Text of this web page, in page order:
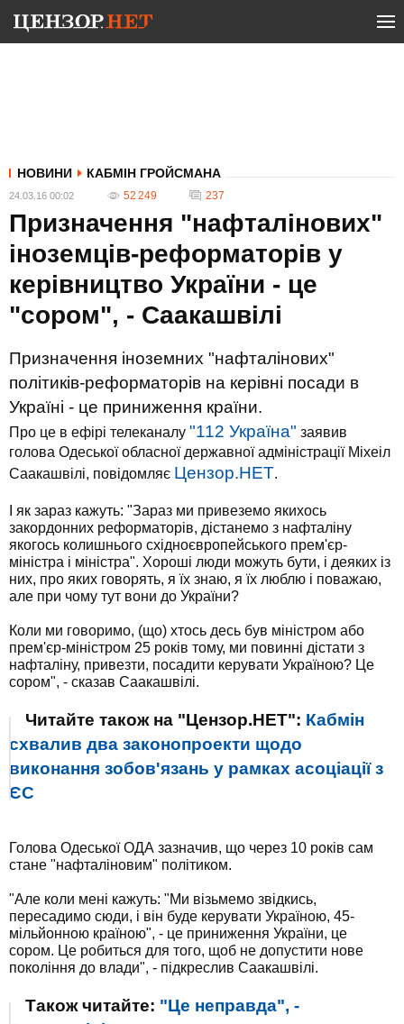
НОВИНИ КАБМІН ГРОЙСМАНА
24.03.16 00:02 52 249 237
Призначення "нафталінових"
іноземців-реформаторів у
керівництво України - це
"сором", - Саакашвілі
Призначення іноземних "нафталінових"
політиків-реформаторів на керівні посади в
Україні - це приниження країни.
Про це в ефірі телеканалу "112 Україна" заявив
голова Одеської обласної державної адміністрації Міхеіл
Саакашвілі, повідомляє Цензор.НЕТ.
І як зараз кажуть: "Зараз ми привеземо якихось
закордонних реформаторів, дістанемо з нафталіну
якогось колишнього східноєвропейського прем'єр-
міністра і міністра". Хороші люди можуть бути, і деяких із
них, про яких говорять, я їх знаю, я їх люблю і поважаю,
але при чому тут вони до України?
Коли ми говоримо, (що) хтось десь був міністром або
прем'єр-міністром 25 років тому, ми повинні дістати з
нафталіну, привезти, посадити керувати Україною? Це
сором", - сказав Саакашвілі.
Читайте також на "Цензор.НЕТ": Кабмін
схвалив два законопроекти щодо
виконання зобов'язань у рамках асоціації з
ЄС
Голова Одеської ОДА зазначив, що через 10 років сам
стане "нафталіновим" політиком.
"Але коли мені кажуть: "Ми візьмемо звідкись,
пересадимо сюди, і він буде керувати Україною, 45-
мільйонною країною", - це приниження України, це
сором. Це робиться для того, щоб не допустити нове
покоління до влади", - підкреслив Саакашвілі.
Також читайте: "Це неправда", -